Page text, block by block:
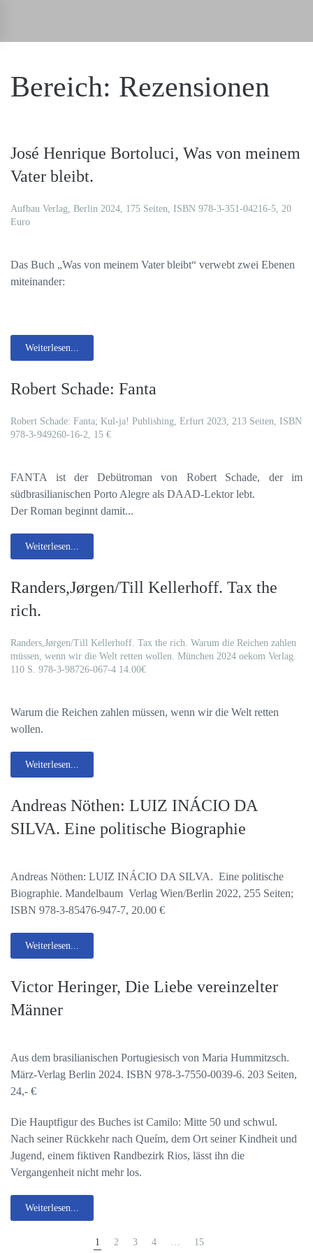
Zum Hauptinhalt springen
Bereich: Rezensionen
José Henrique Bortoluci, Was von meinem
Vater bleibt.
Aufbau Verlag, Berlin 2024, 175 Seiten, ISBN 978-3-351-04216-5, 20
Euro
Das Buch „Was von meinem Vater bleibt“ verwebt zwei Ebenen
miteinander:
Weiterlesen...
Robert Schade: Fanta
Robert Schade: Fanta; Kul-ja! Publishing, Erfurt 2023, 213 Seiten, ISBN
978-3-949260-16-2, 15 €
FANTA ist der Debütroman von Robert Schade, der im
südbrasilianischen Porto Alegre als DAAD-Lektor lebt.
Der Roman beginnt damit...
Weiterlesen...
Randers,Jørgen/Till Kellerhoff. Tax the
rich.
Randers,Jørgen/Till Kellerhoff. Tax the rich. Warum die Reichen zahlen
müssen, wenn wir die Welt retten wollen. München 2024 oekom Verlag.
110 S. 978-3-98726-067-4 14.00€
Warum die Reichen zahlen müssen, wenn wir die Welt retten
wollen.
Weiterlesen...
Andreas Nöthen: LUIZ INÁCIO DA
SILVA. Eine politische Biographie
Andreas Nöthen: LUIZ INÁCIO DA SILVA. Eine politische
Biographie. Mandelbaum Verlag Wien/Berlin 2022, 255 Seiten;
ISBN 978-3-85476-947-7, 20.00 €
Weiterlesen...
Victor Heringer, Die Liebe vereinzelter
Männer
Aus dem brasilianischen Portugiesisch von Maria Hummitzsch.
März-Verlag Berlin 2024. ISBN 978-3-7550-0039-6. 203 Seiten,
24,- €
Die Hauptfigur des Buches ist Camilo: Mitte 50 und schwul.
Nach seiner Rückkehr nach Queím, dem Ort seiner Kindheit und
Jugend, einem fiktiven Randbezirk Rios, lässt ihn die
Vergangenheit nicht mehr los.
Weiterlesen...
1 2 3 4 … 15